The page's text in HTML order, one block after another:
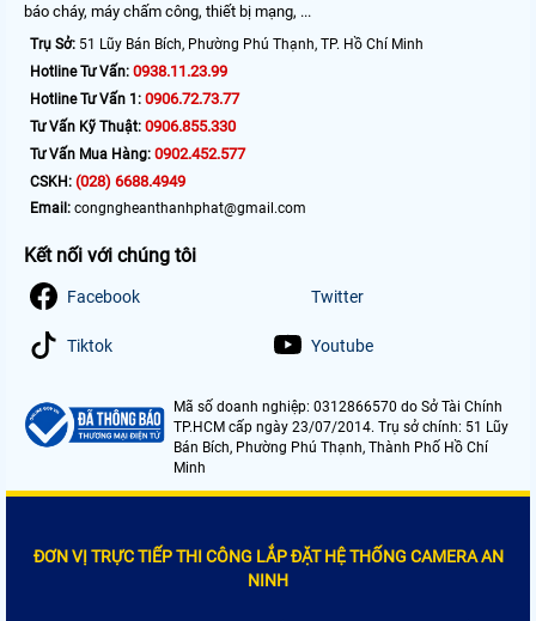
báo cháy, máy chấm công, thiết bị mạng, ...
Trụ Sở: 51 Lũy Bán Bích, Phường Phú Thạnh, TP. Hồ Chí Minh
Hotline Tư Vấn: 0938.11.23.99
Hotline Tư Vấn 1: 0906.72.73.77
Tư Vấn Kỹ Thuật: 0906.855.330
Tư Vấn Mua Hàng: 0902.452.577
CSKH: (028) 6688.4949
Email: congngheanthanhphat@gmail.com
Kết nối với chúng tôi
Facebook Twitter
Tiktok Youtube
Mã số doanh nghiệp: 0312866570 do Sở Tài Chính
TP.HCM cấp ngày 23/07/2014. Trụ sở chính: 51 Lũy
Bán Bích, Phường Phú Thạnh, Thành Phố Hồ Chí
Minh
ĐƠN VỊ TRỰC TIẾP THI CÔNG LẮP ĐẶT HỆ THỐNG CAMERA AN
NINH